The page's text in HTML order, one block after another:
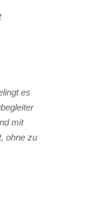
es
mit
ohne zu